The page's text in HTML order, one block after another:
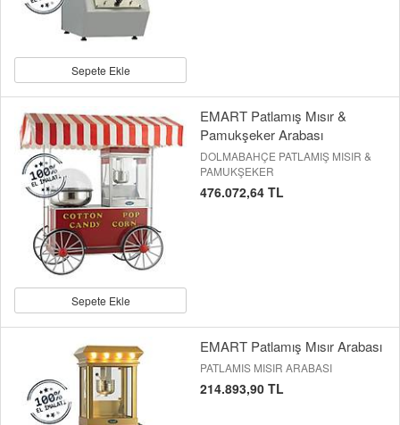
Sepete Ekle
Sepete Ekle
EMART Patlamış Mısır &
Pamukşeker Arabası
DOLMABAHÇE PATLAMIŞ MISIR &
PAMUKŞEKER
476.072,64 TL
EMART Patlamış Mısır Arabası
PATLAMIS MISIR ARABASI
214.893,90 TL